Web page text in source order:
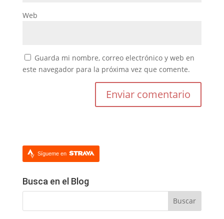
Web
Guarda mi nombre, correo electrónico y web en
este navegador para la próxima vez que comente.
Sígueme en
Busca en el Blog